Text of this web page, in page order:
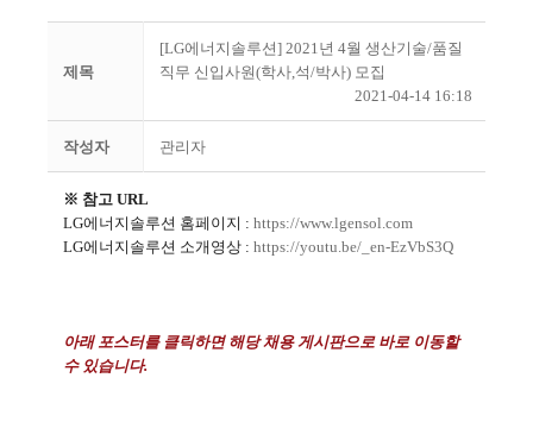
제목
[LG에너지솔루션] 2021년 4월 생산기술/품질
직무 신입사원(학사,석/박사) 모집
2021-04-14 16:18
작성자 관리자
※ 참고 URL
LG에너지솔루션 홈페이지 : https://www.lgensol.com
LG에너지솔루션 소개영상 : https://youtu.be/_en-EzVbS3Q
아래 포스터를 클릭하면 해당 채용 게시판으로 바로 이동할
수 있습니다.